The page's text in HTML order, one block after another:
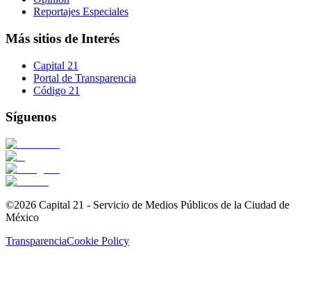
Reportajes Especiales
Más sitios de Interés
Capital 21
Portal de Transparencia
Código 21
Síguenos
©2026 Capital 21 - Servicio de Medios Públicos de la Ciudad de
México
TransparenciaCookie Policy